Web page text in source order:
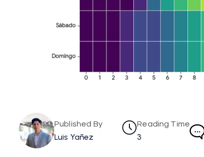
Published By
Luis Yañez
Reading Time
3